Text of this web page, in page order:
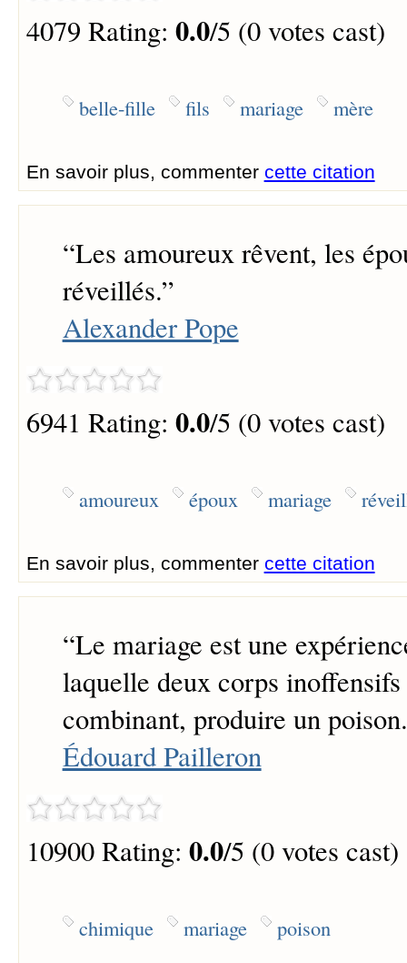
4079 Rating: 0.0/5 (0 votes cast)
belle-fille fils mariage mère
En savoir plus, commenter cette citation
“Les amoureux rêvent, les
réveillés.”
Alexander Pope
6941 Rating: 0.0/5 (0 votes cast)
amoureux époux mariage
En savoir plus, commenter cette citation
“Le mariage est une
laquelle deux corps inoffensifs
combinant, produire un poison.
Édouard Pailleron
10900 Rating: 0.0/5 (0 votes cast)
chimique mariage poison